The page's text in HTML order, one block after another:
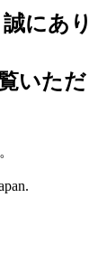
にあり
いただ